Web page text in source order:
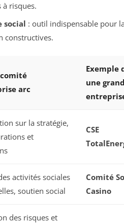
à risques.
social : outil indispensable pour
constructives.
arc
Exemple
une
sur la stratégie,
et
CSE
activités sociales
soutien social
Comité
Casino
des risques et